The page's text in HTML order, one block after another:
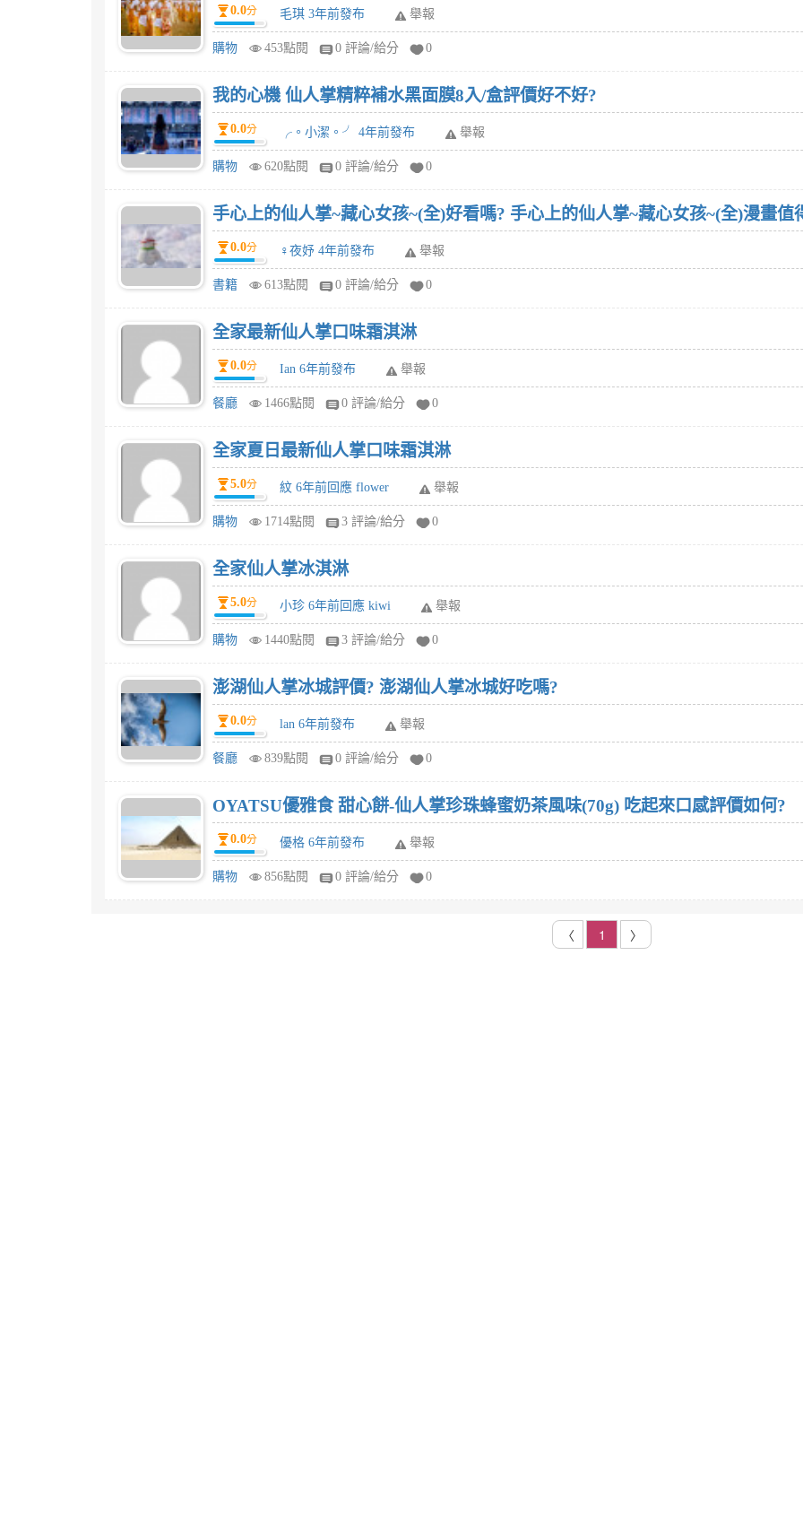
0.0分 毛琪 3年前發布 舉報
購物 453點閱 0 評論/給分 0
我的心機 仙人掌精粹補水黑面膜8入/盒評價好不好?
0.0分 ╭。小潔。╯ 4年前發布 舉報
購物 620點閱 0 評論/給分 0
手心上的仙人掌~藏心女孩~(全)好看嗎? 手心上的仙人掌~藏心女孩~(全)漫畫值
0.0分 ♀夜妤 4年前發布 舉報
書籍 613點閱 0 評論/給分 0
全家最新仙人掌口味霜淇淋
0.0分 Ian 6年前發布 舉報
餐廳 1466點閱 0 評論/給分 0
全家夏日最新仙人掌口味霜淇淋
5.0分 紋 6年前回應 flower 舉報
購物 1714點閱 3 評論/給分 0
全家仙人掌冰淇淋
5.0分 小珍 6年前回應 kiwi 舉報
購物 1440點閱 3 評論/給分 0
澎湖仙人掌冰城評價? 澎湖仙人掌冰城好吃嗎?
0.0分 lan 6年前發布 舉報
餐廳 839點閱 0 評論/給分 0
OYATSU優雅食 甜心餅-仙人掌珍珠蜂蜜奶茶風味(70g) 吃起來口感評價如何?
0.0分 優格 6年前發布 舉報
購物 856點閱 0 評論/給分 0
〈 1 〉